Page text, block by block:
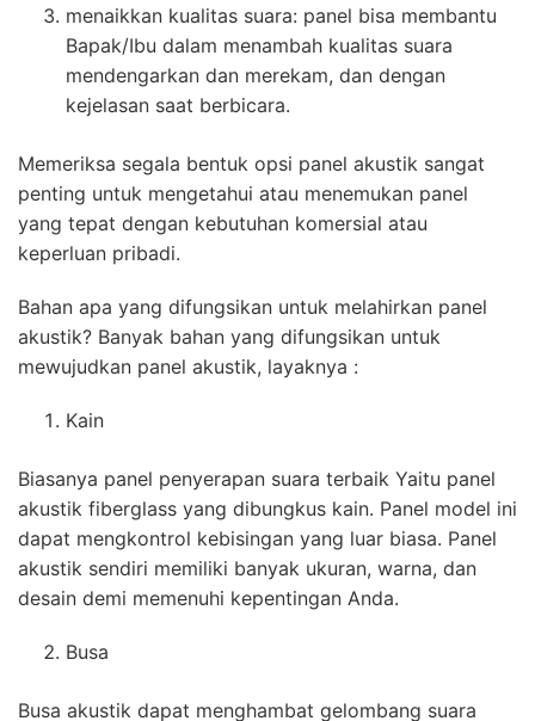
menaikkan kualitas suara: panel bisa membantu
Bapak/Ibu dalam menambah kualitas suara
mendengarkan dan merekam, dan dengan
kejelasan saat berbicara.
Memeriksa segala bentuk opsi panel akustik sangat
penting untuk mengetahui atau menemukan panel
yang tepat dengan kebutuhan komersial atau
keperluan pribadi.
Bahan apa yang difungsikan untuk melahirkan panel
akustik? Banyak bahan yang difungsikan untuk
mewujudkan panel akustik, layaknya :
Kain
Biasanya panel penyerapan suara terbaik Yaitu panel
akustik fiberglass yang dibungkus kain. Panel model ini
dapat mengkontrol kebisingan yang luar biasa. Panel
akustik sendiri memiliki banyak ukuran, warna, dan
desain demi memenuhi kepentingan Anda.
Busa
Busa akustik dapat menghambat gelombang suara